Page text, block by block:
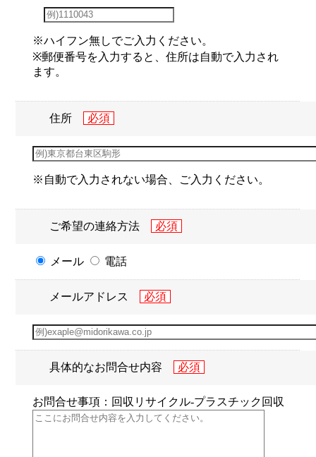
※ハイフン無しでご入力ください。
※郵便番号を入力すると、住所は自動で入力され
ます。
住所
※自動で入力されない場合、ご入力ください。
ご希望の連絡方法
メール 電話
メールアドレス
具体的なお問合せ内容
お問合せ事項：回収リサイクル-プラスチック回収